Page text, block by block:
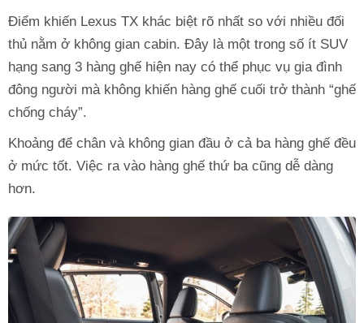
Điểm khiến Lexus TX khác biệt rõ nhất so với nhiều đối
thủ nằm ở không gian cabin. Đây là một trong số ít SUV
hạng sang 3 hàng ghế hiện nay có thể phục vụ gia đình
đông người mà không khiến hàng ghế cuối trở thành “ghế
chống cháy”.
Khoảng để chân và không gian đầu ở cả ba hàng ghế đều
ở mức tốt. Việc ra vào hàng ghế thứ ba cũng dễ dàng
hơn.